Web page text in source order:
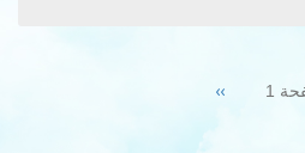
1
Next
››